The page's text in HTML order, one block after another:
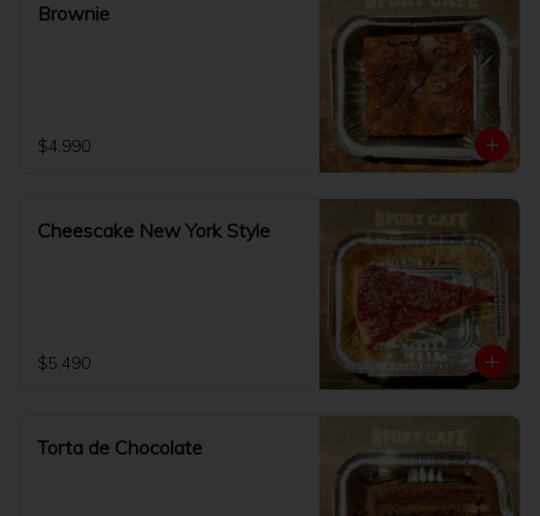
Brownie
$4.990
Cheescake New York Style
$5.490
Torta de Chocolate